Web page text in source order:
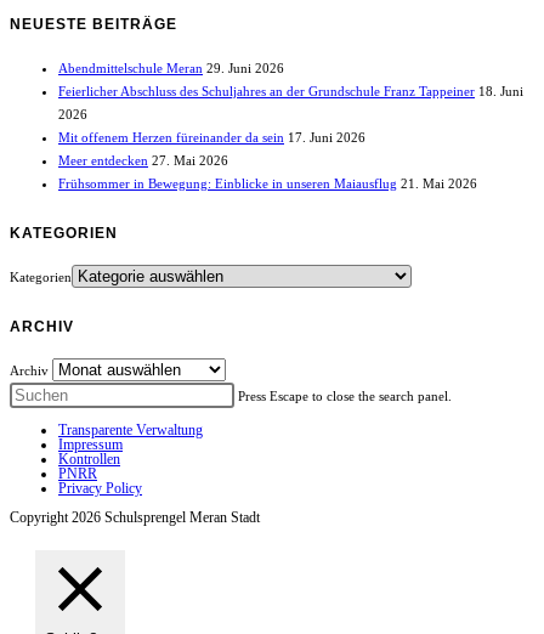
NEUESTE BEITRÄGE
Abendmittelschule Meran 29. Juni 2026
Feierlicher Abschluss des Schuljahres an der Grundschule Franz Tappeiner 18. Juni
2026
Mit offenem Herzen füreinander da sein 17. Juni 2026
Meer entdecken 27. Mai 2026
Frühsommer in Bewegung: Einblicke in unseren Maiausflug 21. Mai 2026
KATEGORIEN
Kategorien
ARCHIV
Archiv
Press Escape to close the search panel.
Transparente Verwaltung
Impressum
Kontrollen
PNRR
Privacy Policy
Copyright 2026 Schulsprengel Meran Stadt